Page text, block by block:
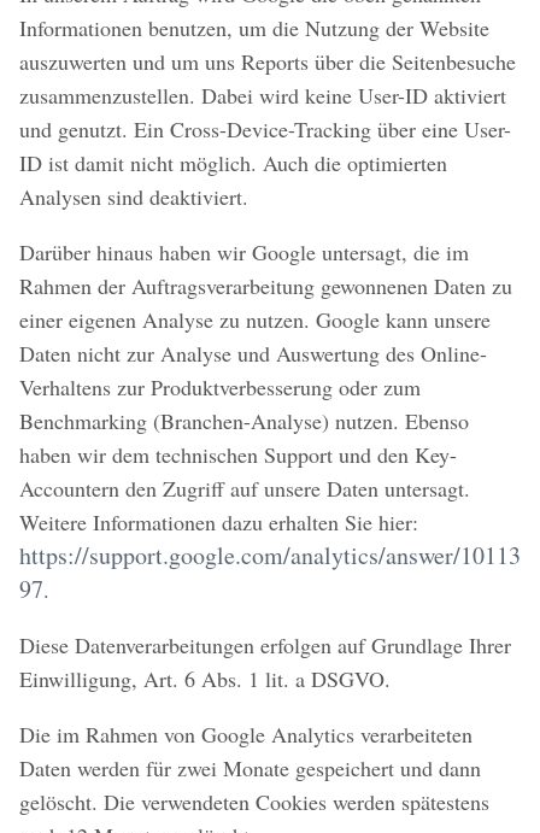
Informationen benutzen, um die Nutzung der Website
auszuwerten und um uns Reports über die Seitenbesuche
zusammenzustellen. Dabei wird keine User-ID aktiviert
und genutzt. Ein Cross-Device-Tracking über eine User-
ID ist damit nicht möglich. Auch die optimierten
Analysen sind deaktiviert.
Darüber hinaus haben wir Google untersagt, die im
Rahmen der Auftragsverarbeitung gewonnenen Daten zu
einer eigenen Analyse zu nutzen. Google kann unsere
Daten nicht zur Analyse und Auswertung des Online-
Verhaltens zur Produktverbesserung oder zum
Benchmarking (Branchen-Analyse) nutzen. Ebenso
haben wir dem technischen Support und den Key-
Accountern den Zugriff auf unsere Daten untersagt.
Weitere Informationen dazu erhalten Sie hier:
https://support.google.com/analytics/answer/10113
97.
Diese Datenverarbeitungen erfolgen auf Grundlage Ihrer
Einwilligung, Art. 6 Abs. 1 lit. a DSGVO.
Die im Rahmen von Google Analytics verarbeiteten
Daten werden für zwei Monate gespeichert und dann
gelöscht. Die verwendeten Cookies werden spätestens